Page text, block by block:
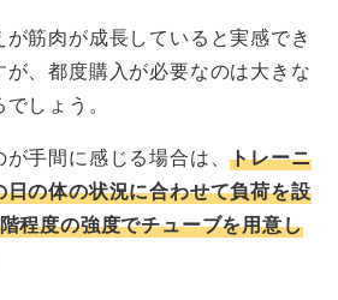
筋肉が成長していると実感でき
、都度購入が必要なのは大きな
しょう。
手間に感じる場合は、トレーニ
の体の状況に合わせて負荷を設
程度の強度でチューブを用意し